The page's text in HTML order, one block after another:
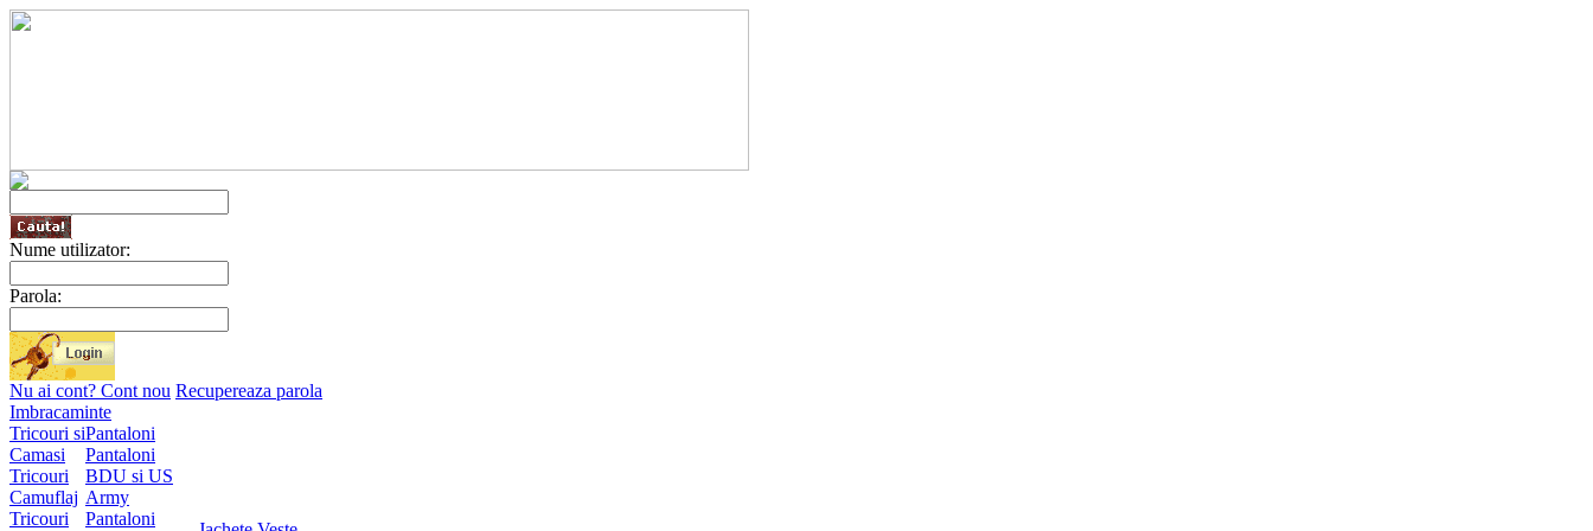
Nume utilizator:
Parola:
Nu ai cont? Cont nou Recupereaza parola
Imbracaminte
Tricouri si
Camasi
Tricouri
Camuflaj
Tricouri
Pantaloni
Pantaloni
BDU si US
Army
Pantaloni